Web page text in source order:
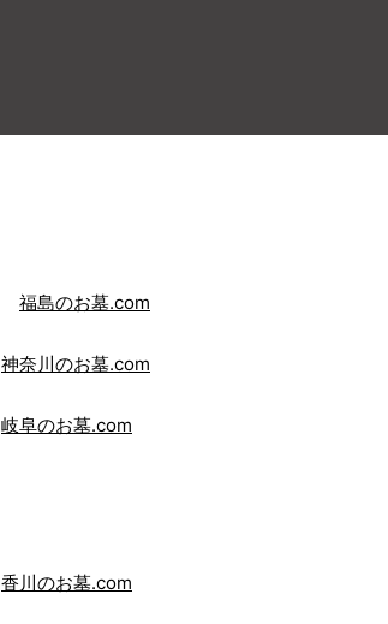
福島のお墓.com
神奈川のお墓.com
岐阜のお墓.com
香川のお墓.com